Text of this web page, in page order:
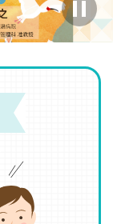
ス
ラ
イ
ー